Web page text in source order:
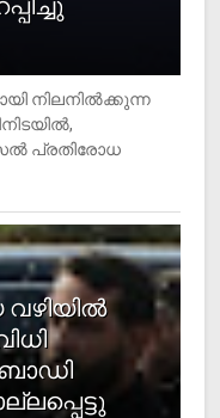
നിലനില്‍ക്കുന്ന
പ്രതിരോധ
ബോഡി